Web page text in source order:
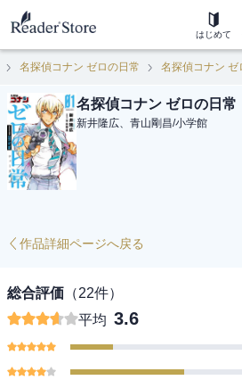
はじめて
名探偵コナン ゼロの日常 名探偵コナン ゼ
名探偵コナン ゼロの日常
新井隆広、青山剛昌/小学館
作品詳細ページへ戻る
総合評価 （22件）
平均 3.6